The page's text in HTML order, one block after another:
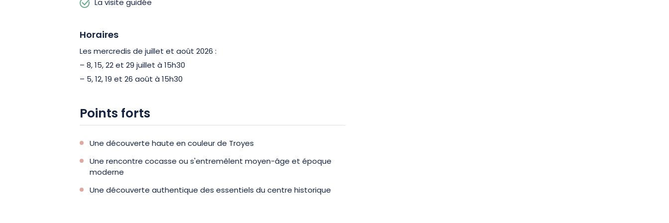
La visite guidée
Horaires
Les mercredis de juillet et août 2026 :
– 8, 15, 22 et 29 juillet à 15h30
– 5, 12, 19 et 26 août à 15h30
Points forts
Une découverte haute en couleur de Troyes
Une rencontre cocasse ou s'entremêlent moyen-âge et époque
moderne
Une découverte authentique des essentiels du centre historique